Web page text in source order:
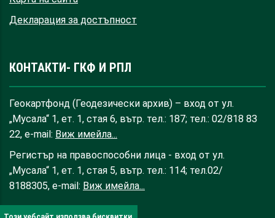
Декларация за достъпност
КОНТАКТИ- ГКФ И РПЛ
Геокартфонд (Геодезически архив) – вход от ул.
„Мусала“ 1, ет. 1, стая 6, вътр. тел.: 187; тел.: 02/818 83
22, e-mail: Виж имейла...
Регистър на правоспособни лица - вход от ул.
„Мусала“ 1, ет. 1, стая 5, вътр. тел.: 114; тел.02/
8188305, e-mail: Виж имейла...